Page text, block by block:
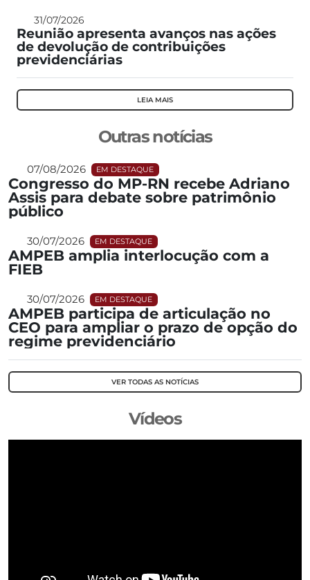
31/07/2026
Reunião apresenta avanços nas ações
de devolução de contribuições
previdenciárias
LEIA MAIS
Outras notícias
07/08/2026 EM DESTAQUE
Congresso do MP-RN recebe Adriano
Assis para debate sobre patrimônio
público
30/07/2026 EM DESTAQUE
AMPEB amplia interlocução com a
FIEB
30/07/2026 EM DESTAQUE
AMPEB participa de articulação no
CEO para ampliar o prazo de opção do
regime previdenciário
VER TODAS AS NOTÍCIAS
Vídeos